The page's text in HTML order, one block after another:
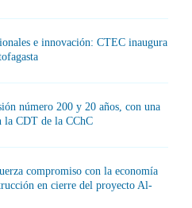
e innovación: CTEC inaugura
número 200 y 20 años, con una
la CDT de la CChC
compromiso con la economía
en cierre del proyecto Al-